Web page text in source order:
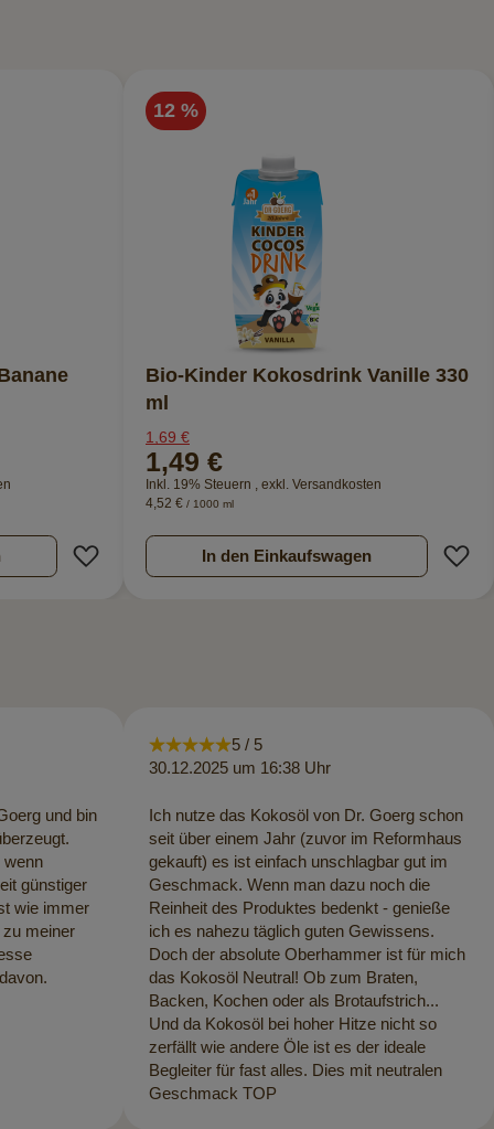
Zur Wunschliste hinzufügen
12 %
Bio-Kinder Kokosdrink Vanille 330
ml
1,69 €
1,49 €
Inkl. 19% Steuern exkl. Versandkosten
4,52 € / 1000 ml
In den Einkaufswagen
und bin
wenn
günstiger
wie immer
meiner
5 / 5
30.12.2025 um 16:38 Uhr
Ich nutze das Kokosöl von Dr. Goerg schon
seit über einem Jahr (zuvor im Reformhaus
gekauft) es ist einfach unschlagbar gut im
Geschmack. Wenn man dazu noch die
Reinheit des Produktes bedenkt - genieße
ich es nahezu täglich guten Gewissens.
Doch der absolute Oberhammer ist für mich
das Kokosöl Neutral! Ob zum Braten,
Backen, Kochen oder als Brotaufstrich...
Und da Kokosöl bei hoher Hitze nicht so
zerfällt wie andere Öle ist es der ideale
Begleiter für fast alles. Dies mit neutralen
Geschmack TOP